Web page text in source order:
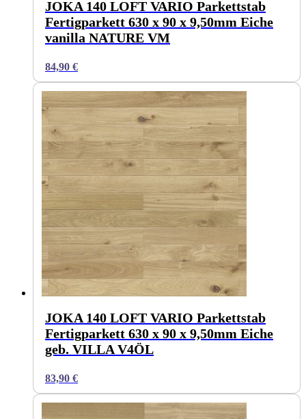
JOKA 140 LOFT VARIO Parkettstab
Fertigparkett 630 x 90 x 9,50mm Eiche
vanilla NATURE VM
84,90 €
JOKA 140 LOFT VARIO Parkettstab
Fertigparkett 630 x 90 x 9,50mm Eiche
geb. VILLA V4ÖL
83,90 €